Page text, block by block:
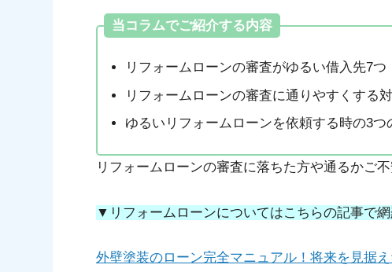
当コラムでご紹介する内容
リフォームローンの審査がゆるい借入先7つ
リフォームローンの審査に通りやすくする
ゆるいリフォームローンを依頼する時の3つ
リフォームローンの審査に落ちた方や通るかご
▼リフォームローンについてはこちらの記事で
外壁塗装のローン完全マニュアル！将来を見据